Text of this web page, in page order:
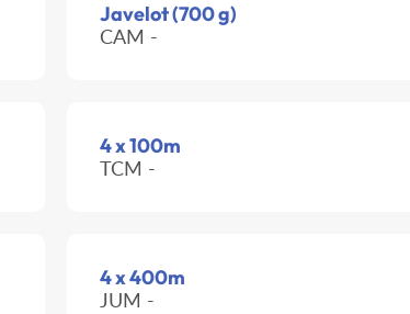
Javelot (700 g)
CAM -
4 x 100m
TCM -
4 x 400m
JUM -